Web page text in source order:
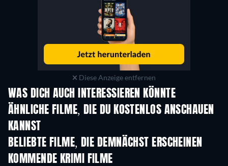
Diese Anzeige entfernen
WAS DICH AUCH INTERESSIEREN KÖNNTE
ÄHNLICHE FILME, DIE DU KOSTENLOS ANSCHAUEN
KANNST
BELIEBTE FILME, DIE DEMNÄCHST ERSCHEINEN
KOMMENDE KRIMI FILME